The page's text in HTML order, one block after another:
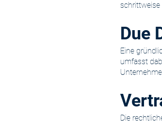
schrittweise
Due
Eine
umfasst
Die